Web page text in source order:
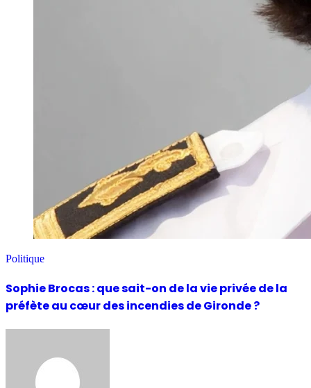
Politique
Sophie Brocas : que sait-on de la vie privée de la
préfète au cœur des incendies de Gironde ?